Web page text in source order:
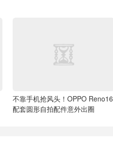
不靠手机抢风头！OPPO Reno16
配套圆形自拍配件意外出圈